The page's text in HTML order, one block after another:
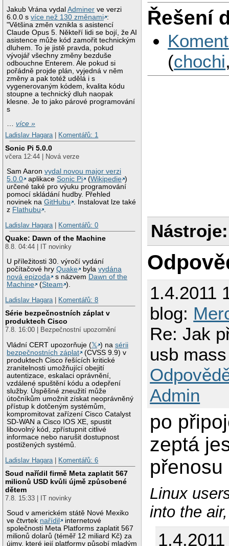
Jakub Vrána vydalAdminer ve verzi
6.0.0 svíce než 130 změnami :
"Většina změn vznikla s asistencí
Claude Opus 5. Někteří lidi se bojí, že AI
asistence může kód zamořit technickým
dluhem. To je jistě pravda, pokud
vývojář všechny změny bezduše
odbouchne Enterem. Ale pokud si
pořádně projde plán, vyjedná v něm
změny a pak totéž udělá i s
vygenerovaným kódem, kvalita kódu
stoupne a technický dluh naopak
klesne. Je to jako párové programování
s
…více »
Ladislav Hagara
Komentářů: 1
Sonic Pi 5.0.0
včera 12:44 | Nová verze
Sam Aaronvydal novou major verzi
5.0.0
aplikaceSonic Pi (Wikipedie )
určené také pro výuku programování
pomocí skládání hudby. Přehled
novinek naGitHubu . Instalovat lze také
z Flathubu .
Ladislav Hagara | Komentářů: 0
Quake: Dawn of the Machine
8.8. 04:44 | IT novinky
U příležitosti 30. výročí vydání
počítačové hryQuake bylavydána
nová epizoda
s názvem Dawn of the
Machine
(Steam ).
Ladislav Hagara | Komentářů: 8
Série bezpečnostních záplat v
produktech Cisco
7.8. 16:00 | Bezpečnostní upozornění
Vládní CERT upozorňuje (𝕏 ) nasérii
bezpečnostních záplat
(CVSS 9.9) v
produktech Cisco řešících kritické
zranitelnosti umožňující obejití
autentizace, eskalaci oprávnění,
vzdálené spuštění kódu a odepření
služby. Úspěšné zneužití může
útočníkům umožnit získat neoprávněný
přístup k dotčeným systémům,
kompromitovat zařízení Cisco Catalyst
SD-WAN a Cisco IOS XE, spustit
libovolný kód, zpřístupnit citlivé
informace nebo narušit dostupnost
postižených systémů.
Ladislav Hagara | Komentářů: 6
Soud nařídil firmě Meta zaplatit 567
milionů USD kvůli újmě způsobené
dětem
7.8. 15:33 | IT novinky
Soud v americkém státě Nové Mexiko
ve čtvrtek nařídil
internetové
společnosti Meta Platforms zaplatit 567
milionů dolarů (téměř 12 miliard Kč) za
újmy, které její platformy působí mladým
Řešení
(chochi
Nástroje:
1.4.2011
blog:
Re: Jak
usb
Admin
po
zeptá
přenosu
Linux
into the